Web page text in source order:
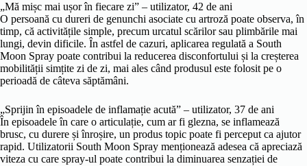
„Mă mișc mai ușor în fiecare zi” – utilizator, 42 de ani
O persoană cu dureri de genunchi asociate cu artroză poate observa, în
timp, că activitățile simple, precum urcatul scărilor sau plimbările mai
lungi, devin dificile. În astfel de cazuri, aplicarea regulată a South
Moon Spray poate contribui la reducerea disconfortului și la creșterea
mobilității simțite zi de zi, mai ales când produsul este folosit pe o
perioadă de câteva săptămâni.
„Sprijin în episoadele de inflamație acută” – utilizator, 37 de ani
În episoadele în care o articulație, cum ar fi glezna, se inflamează
brusc, cu durere și înroșire, un produs topic poate fi perceput ca ajutor
rapid. Utilizatorii South Moon Spray menționează adesea că apreciază
viteza cu care spray-ul poate contribui la diminuarea senzației de